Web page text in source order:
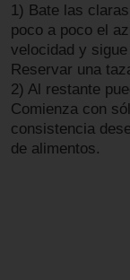
1) Bate las
poco a poco el
velocidad y
Reservar una
2) Al restante
Comienza con
consistencia
de alimentos.